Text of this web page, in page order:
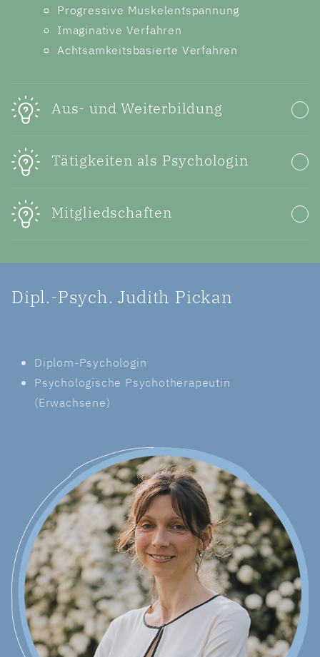
Progressive Muskelentspannung
Imaginative Verfahren
Achtsamkeitsbasierte Verfahren
Aus- und Weiterbildung
Tätigkeiten als Psychologin
Mitgliedschaften
Dipl.-Psych. Judith Pickan
Diplom-Psychologin
Psychologische Psychotherapeutin
(Erwachsene)